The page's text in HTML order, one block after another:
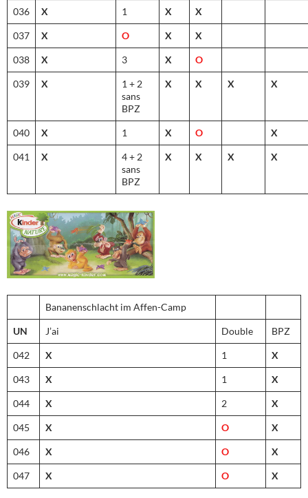
036 X 1 X X
037 X O X X
038 X 3 X O
039 X
1 + 2
sans
BPZ
X X X X
040 X 1 X O X
041 X
4 + 2
sans
BPZ
X X X X
Bananenschlacht im Affen-Camp
UN J’ai Double BPZ
042 X 1 X
043 X 1 X
044 X 2 X
045 X O X
046 X O X
047 X O X